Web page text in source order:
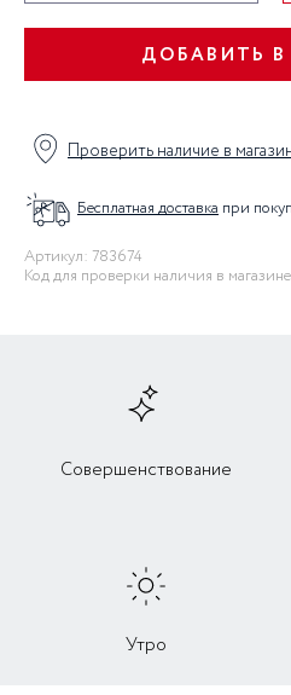
ДОБАВИТЬ
Проверить наличие в
Бесплатная доставка при
Артикул: 783674
Код для проверки наличия в
Совершенствование
Утро